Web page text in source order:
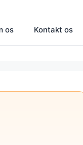
os Kontakt os